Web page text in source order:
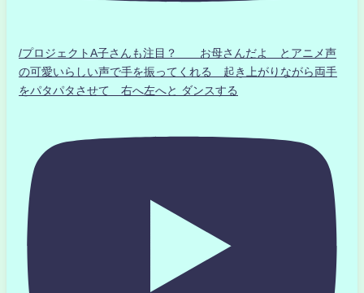
/プロジェクトA子さんも注目？ お母さんだよ とアニメ声
の可愛いらしい声で手を振ってくれる 起き上がりながら両手
をパタパタさせて 右へ左へと ダンスする